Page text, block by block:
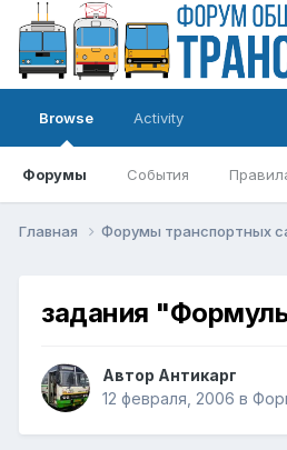
Browse
Форумы События
Activity
Главная Форумы транспортных
задания
Автор Антикарг
12 февраля, 2006 в